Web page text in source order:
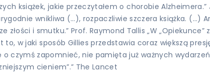
książek, jakie przeczytałem o chorobie
wnikliwa (…), rozpaczliwie szczera książka. (…)
i smutku.” Prof. Raymond Tallis „W
w jaki sposób Gillies przedstawia coraz większą
czymś zapomnieć, nie pamięta już ważnych
cieniem”.” The Lancet